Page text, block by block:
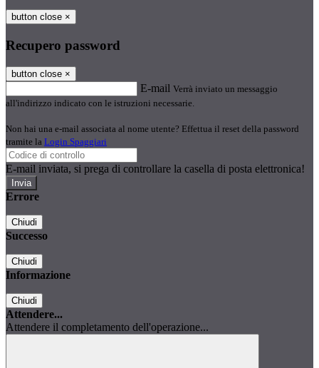
button close ×
Recupero password
button close ×
E-mail Verrà inviato un messaggio
all'indirizzo indicato con le istruzioni necessarie.
Non hai una e-mail associata al nome utente? Effettua il reset della password
tramite la Login Spaggiari
E-mail inviata, si prega di controllare la casella di posta elettronica!
Errore
Chiudi
Successo
Chiudi
Informazione
Chiudi
Attendere...
Attendere il completamento dell'operazione...